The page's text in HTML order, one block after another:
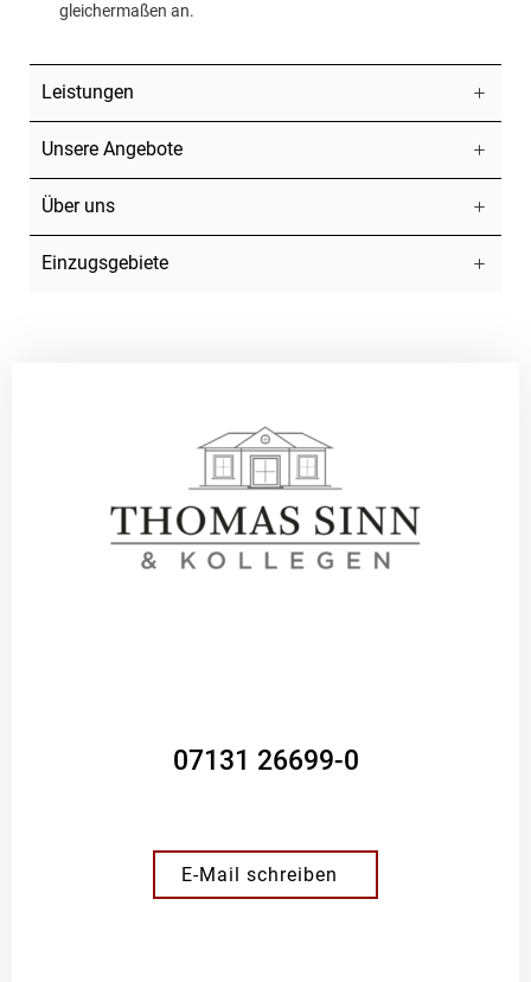
gleichermaßen an.
Leistungen
Unsere Angebote
Über uns
Einzugsgebiete
07131 26699-0
E-Mail schreiben